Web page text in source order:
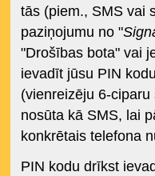
tās (piem., SMS vai
paziņojumu no "
"Drošības bota" vai
ievadīt jūsu PIN
(vienreizēju 6-ciparu
nosūta kā SMS, lai
konkrētais telefona
PIN kodu drīkst